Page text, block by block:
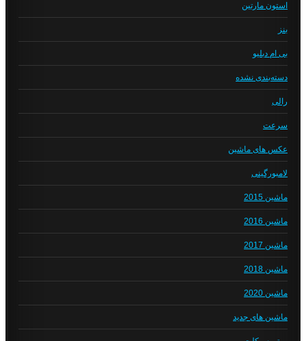
استون مارتین
بنز
بی ام دبلیو
دسته‌بندی نشده
رالی
سرعت
عکس های ماشین
لامبورگینی
ماشین 2015
ماشین 2016
ماشین 2017
ماشین 2018
ماشین 2020
ماشین های جدید